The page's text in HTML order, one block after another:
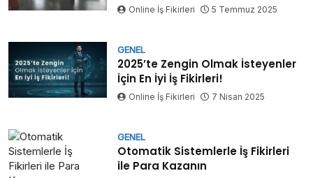
Online İş Fikirleri 5 Temmuz 2025
GENEL
2025’te Zengin Olmak İsteyenler
İçin En İyi İş Fikirleri!
Online İş Fikirleri 7 Nisan 2025
GENEL
Otomatik Sistemlerle İş Fikirleri
ile Para Kazanın